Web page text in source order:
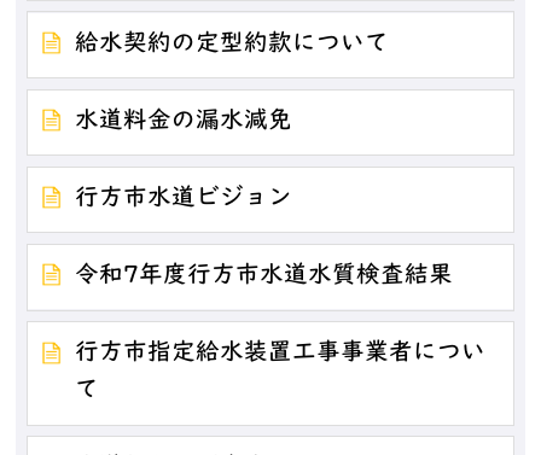
給水契約の定型約款について
水道料金の漏水減免
行方市水道ビジョン
令和7年度行方市水道水質検査結果
行方市指定給水装置工事事業者につい
て